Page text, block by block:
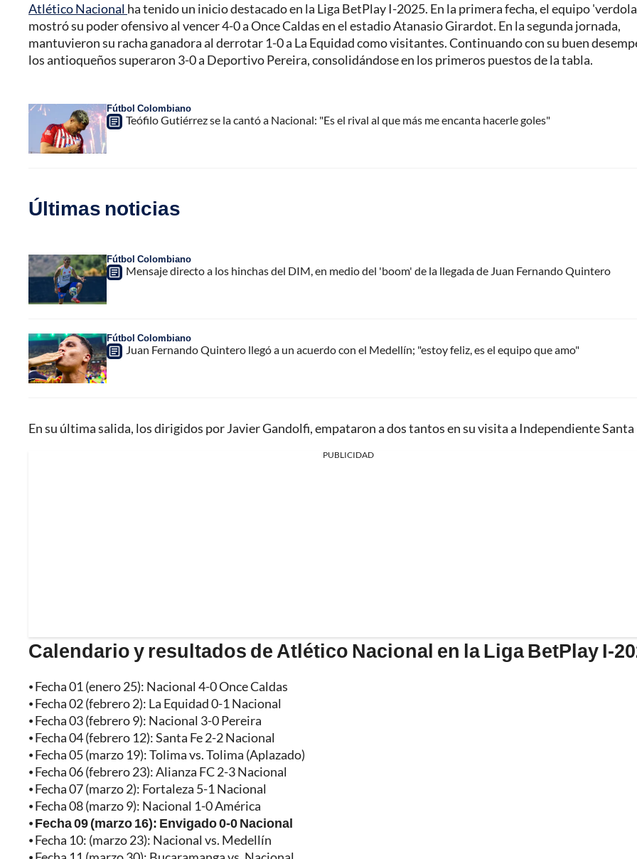
Atlético Nacional ha tenido un inicio destacado en la Liga BetPlay I-2025. En la primera fecha, el equipo
mostró su poder ofensivo al vencer 4-0 a Once Caldas en el estadio Atanasio Girardot. En la segunda jornada,
mantuvieron su racha ganadora al derrotar 1-0 a La Equidad como visitantes. Continuando con su buen
los antioqueños superaron 3-0 a Deportivo Pereira, consolidándose en los primeros puestos de la tabla.
Fútbol Colombiano
Teófilo Gutiérrez se la cantó a Nacional: "Es el rival al que más me encanta hacerle goles"
Últimas noticias
Fútbol Colombiano
Mensaje directo a los hinchas del DIM, en medio del 'boom' de la llegada de Juan Fernando Quintero
Fútbol Colombiano
Juan Fernando Quintero llegó a un acuerdo con el Medellín; "estoy feliz, es el equipo que amo"
En su última salida, los dirigidos por Javier Gandolfi, empataron a dos tantos en su visita a Independiente Santa
PUBLICIDAD
Calendario y resultados de Atlético Nacional en la Liga BetPlay I-
⦁ Fecha 01 (enero 25): Nacional 4-0 Once Caldas
⦁ Fecha 02 (febrero 2): La Equidad 0-1 Nacional
⦁ Fecha 03 (febrero 9): Nacional 3-0 Pereira
⦁ Fecha 04 (febrero 12): Santa Fe 2-2 Nacional
⦁ Fecha 05 (marzo 19): Tolima vs. Tolima (Aplazado)
⦁ Fecha 06 (febrero 23): Alianza FC 2-3 Nacional
⦁ Fecha 07 (marzo 2): Fortaleza 5-1 Nacional
⦁ Fecha 08 (marzo 9): Nacional 1-0 América
⦁Fecha 09 (marzo 16): Envigado 0-0 Nacional
⦁ Fecha 10: (marzo 23): Nacional vs. Medellín